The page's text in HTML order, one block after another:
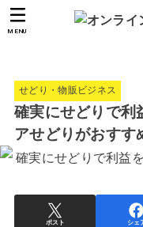
MENU
せどり・物販ビジネス
確実にせどりで利
アせどりがおすす
ポスト シェ